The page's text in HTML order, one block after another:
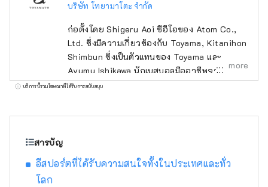
บริษัท โทยามาโตะ จำกัด
ก่อตั้งโดย Shigeru Aoi ซีอีโอของ Atom Co.,
Ltd. ซึ่งมีความเกี่ยวข้องกับ Toyama, Kitanihon
Shimbun ซึ่งเป็นตัวแทนของ Toyama และ
Ayumu Ishikawa นักเบสบอลมืออาชีพจาก
Toyama เราเป็นทีมที่เชื่อมโยงบางสิ่งกับโทยามะ
มากเกินไป แนวคิด “การตื่นตัวระดับภูมิภาค” ที่
Toyamato ตั้งเป้าไว้นั้นแตกต่างอย่างสิ้นเชิง มี
more
บริการนี้รวมโฆษณาที่ได้รับการสนับสนุน
สารบัญ
อีสปอร์ตที่ได้รับความสนใจทั้งในประเทศและทั่ว
โลก